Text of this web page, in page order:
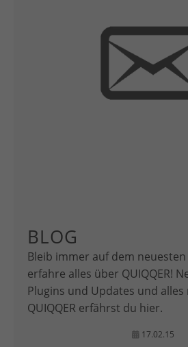
BLOG
Bleib immer auf dem
erfahre alles über QUIQQER!
Plugins und Updates und
QUIQQER erfährst du hier.
17.02.15